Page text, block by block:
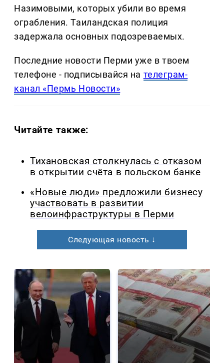
Назимовыми, которых убили во время
ограбления. Таиландская полиция
задержала основных подозреваемых.
Последние новости Перми уже в твоем
телефоне - подписывайся на телеграм-
канал «Пермь Новости»
Читайте также:
Тихановская столкнулась с отказом
в открытии счёта в польском банке
«Новые люди» предложили бизнесу
участвовать в развитии
велоинфраструктуры в Перми
Следующая новость ↓